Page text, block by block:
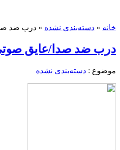
خانه » دسته‌بندی نشده » درب ضد
درب ضد صدا/عایق
موضوع : دسته‌بندی نشده